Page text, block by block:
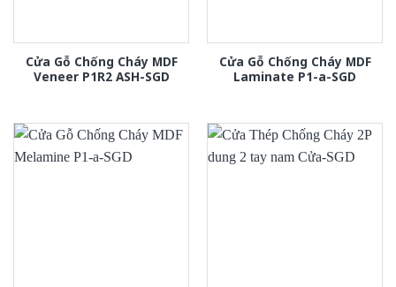
Cửa Gỗ Chống Cháy MDF
Veneer P1R2 ASH-SGD
Cửa Gỗ Chống Cháy MDF
Laminate P1-a-SGD